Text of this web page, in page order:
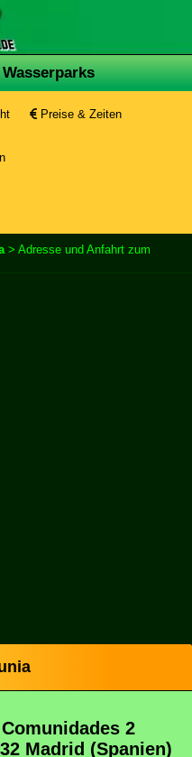
Wasserparks
Preise & Zeiten
> Adresse und Anfahrt zum
2
Madrid (Spanien)